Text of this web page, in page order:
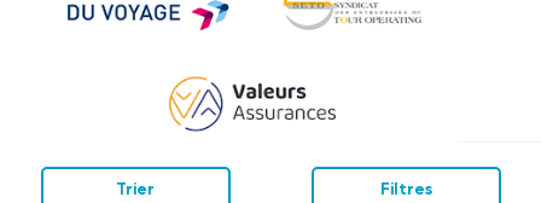
Trier Filtres